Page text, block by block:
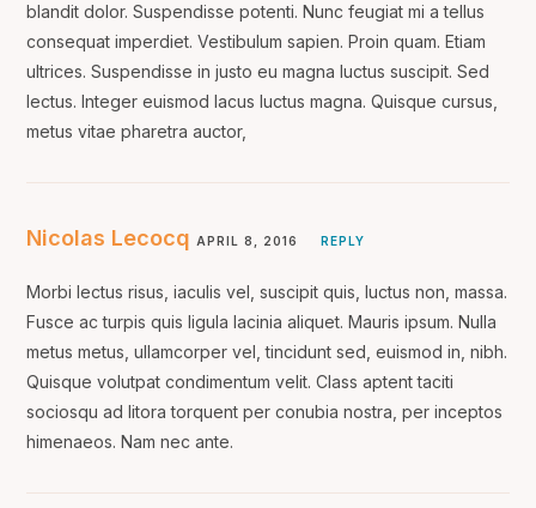
blandit dolor. Suspendisse potenti. Nunc feugiat mi a tellus
consequat imperdiet. Vestibulum sapien. Proin quam. Etiam
ultrices. Suspendisse in justo eu magna luctus suscipit. Sed
lectus. Integer euismod lacus luctus magna. Quisque cursus,
metus vitae pharetra auctor,
Nicolas Lecocq APRIL 8, 2016 REPLY
Morbi lectus risus, iaculis vel, suscipit quis, luctus non, massa.
Fusce ac turpis quis ligula lacinia aliquet. Mauris ipsum. Nulla
metus metus, ullamcorper vel, tincidunt sed, euismod in, nibh.
Quisque volutpat condimentum velit. Class aptent taciti
sociosqu ad litora torquent per conubia nostra, per inceptos
himenaeos. Nam nec ante.